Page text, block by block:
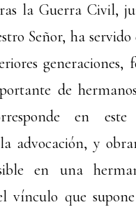
la Guerra Civil,
Señor, ha servido
generaciones,
de
en este
advocación, y
en una
vínculo que